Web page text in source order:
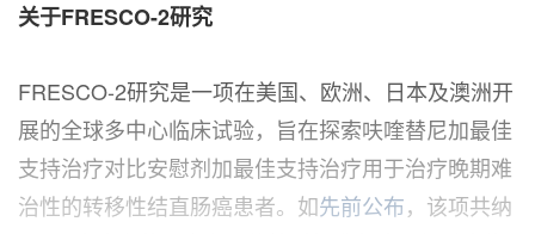
关于FRESCO-2研究
FRESCO-2研究是一项在美国、欧洲、日本及澳洲开
展的全球多中心临床试验，旨在探索呋喹替尼加最佳
支持治疗对比安慰剂加最佳支持治疗用于治疗晚期难
治性的转移性结直肠癌患者。如先前公布，该项共纳